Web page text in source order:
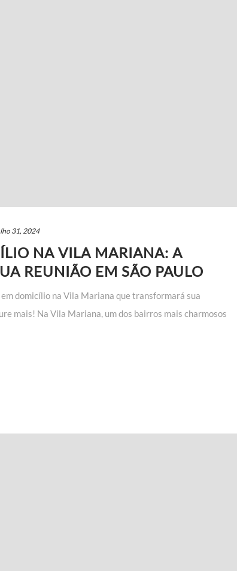
31, 2024
NA VILA MARIANA: A
REUNIÃO EM SÃO PAULO
domicílio na Vila Mariana que transformará sua
mais! Na Vila Mariana, um dos bairros mais charmosos